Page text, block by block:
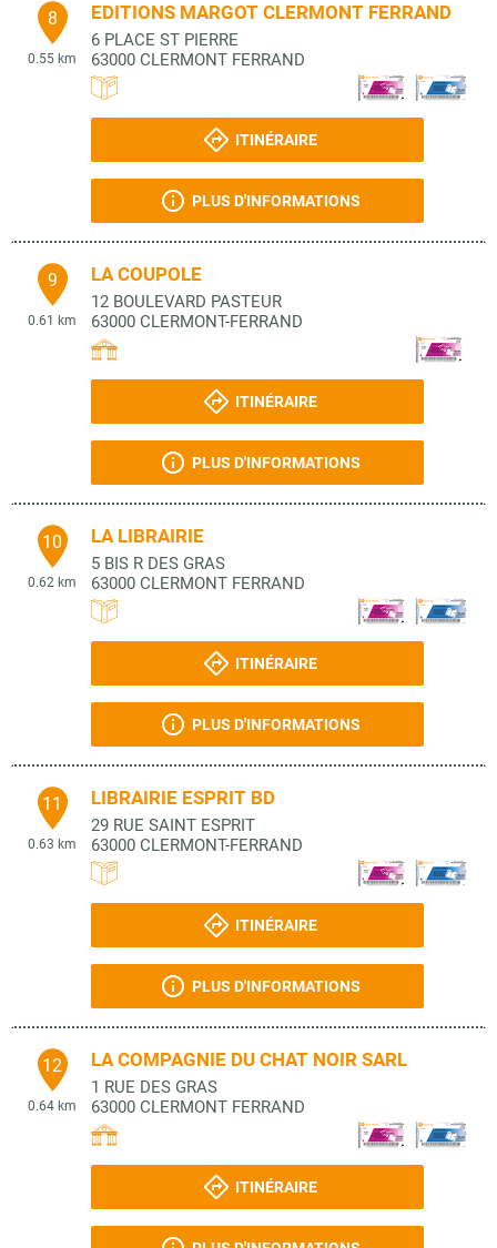
8
0.55 km
EDITIONS MARGOT CLERMONT FERRAND
6 PLACE ST PIERRE
63000 CLERMONT FERRAND
ITINÉRAIRE
PLUS D'INFORMATIONS
9
0.61 km
LA COUPOLE
12 BOULEVARD PASTEUR
63000 CLERMONT-FERRAND
ITINÉRAIRE
PLUS D'INFORMATIONS
10
0.62 km
LA LIBRAIRIE
5 BIS R DES GRAS
63000 CLERMONT FERRAND
ITINÉRAIRE
PLUS D'INFORMATIONS
11
0.63 km
LIBRAIRIE ESPRIT BD
29 RUE SAINT ESPRIT
63000 CLERMONT-FERRAND
ITINÉRAIRE
PLUS D'INFORMATIONS
12
0.64 km
LA COMPAGNIE DU CHAT NOIR SARL
1 RUE DES GRAS
63000 CLERMONT FERRAND
ITINÉRAIRE